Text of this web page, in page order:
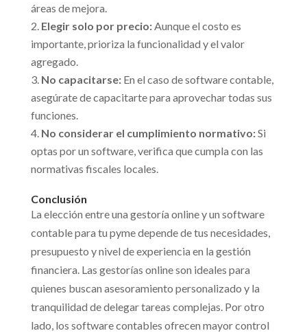
áreas de mejora.
Elegir solo por precio:Aunque el costo es
importante, prioriza la funcionalidad y el valor
agregado.
No capacitarse:En el caso de software contable,
asegúrate de capacitarte para aprovechar todas sus
funciones.
No considerar el cumplimiento normativo:Si
optas por un software, verifica que cumpla con las
normativas fiscales locales.
Conclusión
La elección entre una gestoría online y un software
contable para tu pyme depende de tus necesidades,
presupuesto y nivel de experiencia en la gestión
financiera. Las gestorías online son ideales para
quienes buscan asesoramiento personalizado y la
tranquilidad de delegar tareas complejas. Por otro
lado, los software contables ofrecen mayor control